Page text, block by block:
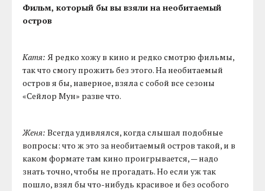
Фильм, который бы вы взяли на необитаемый
остров
Катя: Я редко хожу в кино и редко смотрю фильмы,
так что смогу прожить без этого. На необитаемый
остров я бы, наверное, взяла с собой все сезоны
«Сейлор Мун» разве что.
Женя: Всегда удивлялся, когда слышал подобные
вопросы: что ж это за необитаемый остров такой, и в
каком формате там кино проигрывается, — надо
знать точно, чтобы не прогадать. Но если уж так
пошло, взял бы что-нибудь красивое и без особого